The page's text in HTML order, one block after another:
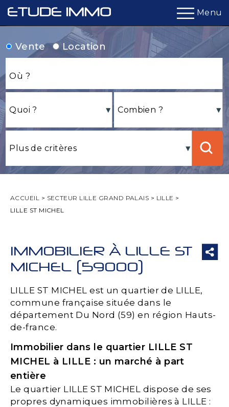
Menu
Vente Location
ACCUEIL > SECTEUR LILLE GRAND PALAIS > LILLE >
LILLE ST MICHEL
IMMOBILIER À LILLE ST
MICHEL (59000)
LILLE ST MICHEL est un quartier de LILLE,
commune française située dans le
département Du Nord (59) en région Hauts-
de-france.
Immobilier dans le quartier LILLE ST
MICHEL à LILLE : un marché à part
entière
Le quartier LILLE ST MICHEL dispose de ses
propres dynamiques immobilières à LILLE :